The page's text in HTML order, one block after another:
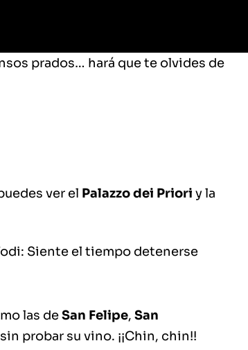
prados… hará que te olvides de
ver el Palazzo dei Priori y la
las deSan Felipe, San
probar su vino. ¡¡Chin, chin!!